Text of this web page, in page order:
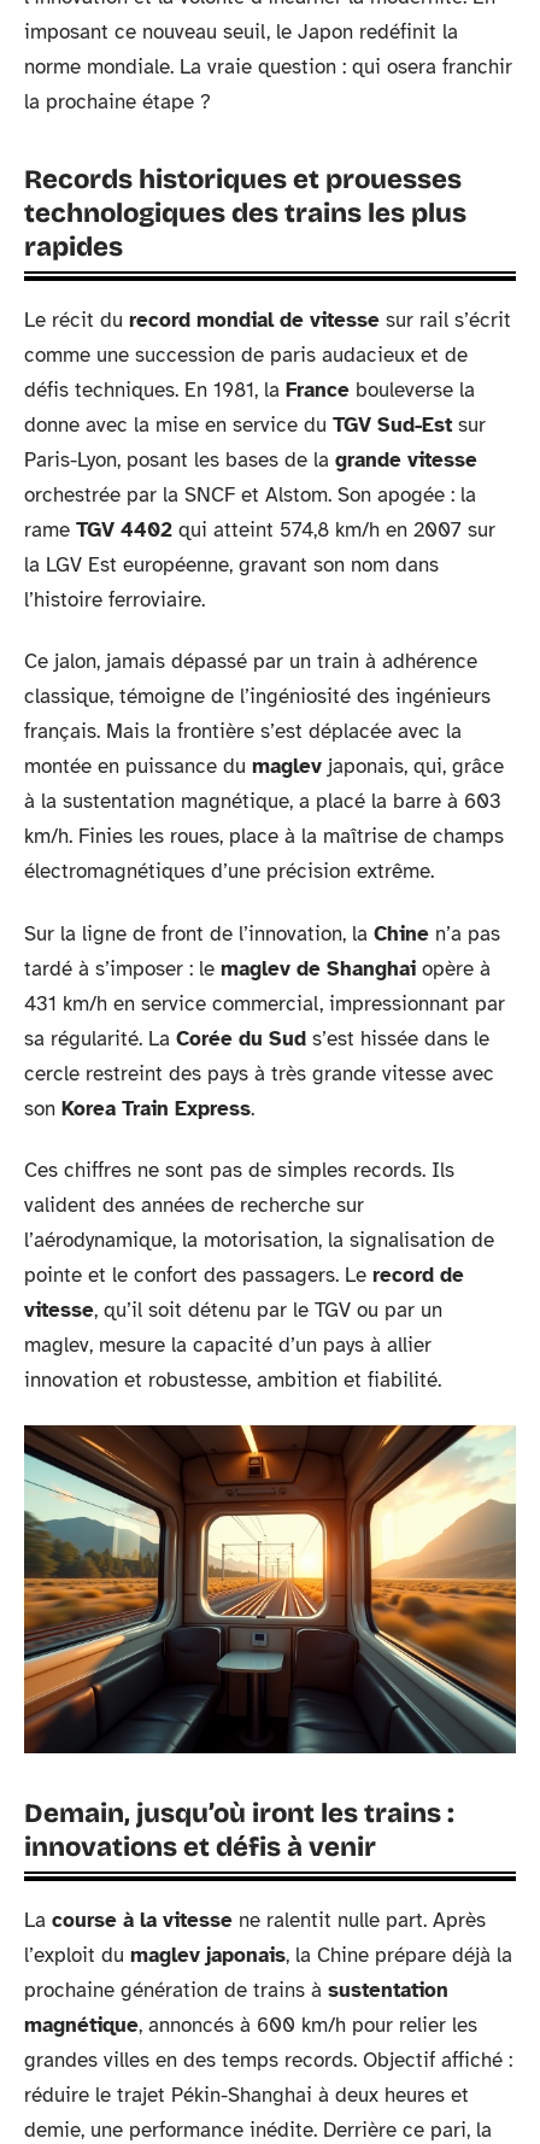
imposant ce nouveau seuil, le Japon redéfinit la
norme mondiale. La vraie question : qui osera franchir
la prochaine étape ?
Records historiques et prouesses
technologiques des trains les plus
rapides
Le récit du record mondial de vitesse sur rail s’écrit
comme une succession de paris audacieux et de
défis techniques. En 1981, la France bouleverse la
donne avec la mise en service du TGV Sud-Est sur
Paris-Lyon, posant les bases de la grande vitesse
orchestrée par la SNCF et Alstom. Son apogée : la
rame TGV 4402 qui atteint 574,8 km/h en 2007 sur
la LGV Est européenne, gravant son nom dans
l’histoire ferroviaire.
Ce jalon, jamais dépassé par un train à adhérence
classique, témoigne de l’ingéniosité des ingénieurs
français. Mais la frontière s’est déplacée avec la
montée en puissance du maglev japonais, qui, grâce
à la sustentation magnétique, a placé la barre à 603
km/h. Finies les roues, place à la maîtrise de champs
électromagnétiques d’une précision extrême.
Sur la ligne de front de l’innovation, la Chine n’a pas
tardé à s’imposer : le maglev de Shanghai opère à
431 km/h en service commercial, impressionnant par
sa régularité. La Corée du Sud s’est hissée dans le
cercle restreint des pays à très grande vitesse avec
son Korea Train Express.
Ces chiffres ne sont pas de simples records. Ils
valident des années de recherche sur
l’aérodynamique, la motorisation, la signalisation de
pointe et le confort des passagers. Le record de
vitesse, qu’il soit détenu par le TGV ou par un
maglev, mesure la capacité d’un pays à allier
innovation et robustesse, ambition et fiabilité.
Demain, jusqu’où iront les trains :
innovations et défis à venir
La course à la vitesse ne ralentit nulle part. Après
l’exploit du maglev japonais, la Chine prépare déjà la
prochaine génération de trains à sustentation
magnétique, annoncés à 600 km/h pour relier les
grandes villes en des temps records. Objectif affiché :
réduire le trajet Pékin-Shanghai à deux heures et
demie, une performance inédite. Derrière ce pari, la